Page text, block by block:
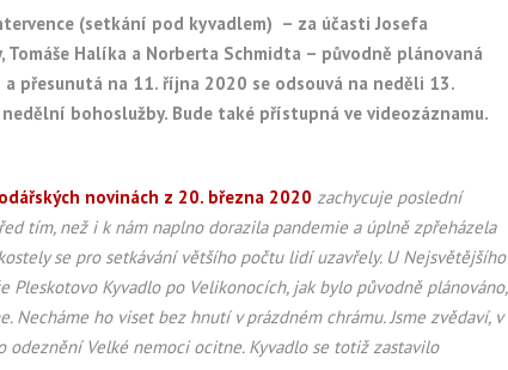
(setkání pod kyvadlem) – za účasti Josefa
Tomáše Halíka a Norberta Schmidta – původně plánovaná
přesunutá na 11. října 2020 se odsouvá na neděli 13.
bohoslužby. Bude také přístupná ve videozáznamu.
novinách z 20. března 2020 zachycuje poslední
tím, než i k nám naplno dorazila pandemie a úplně zpřeházela
se pro setkávání většího počtu lidí uzavřely. U Nejsvětějšího
Pleskotovo Kyvadlo po Velikonocích, jak bylo původně plánováno,
Necháme ho viset bez hnutí v prázdném chrámu. Jsme zvědaví, v
odeznění Velké nemoci ocitne. Kyvadlo se totiž zastavilo